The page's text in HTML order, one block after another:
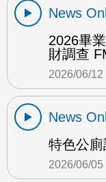
News
2026畢
財調查
2026/06/12
News
特色公
2026/06/05